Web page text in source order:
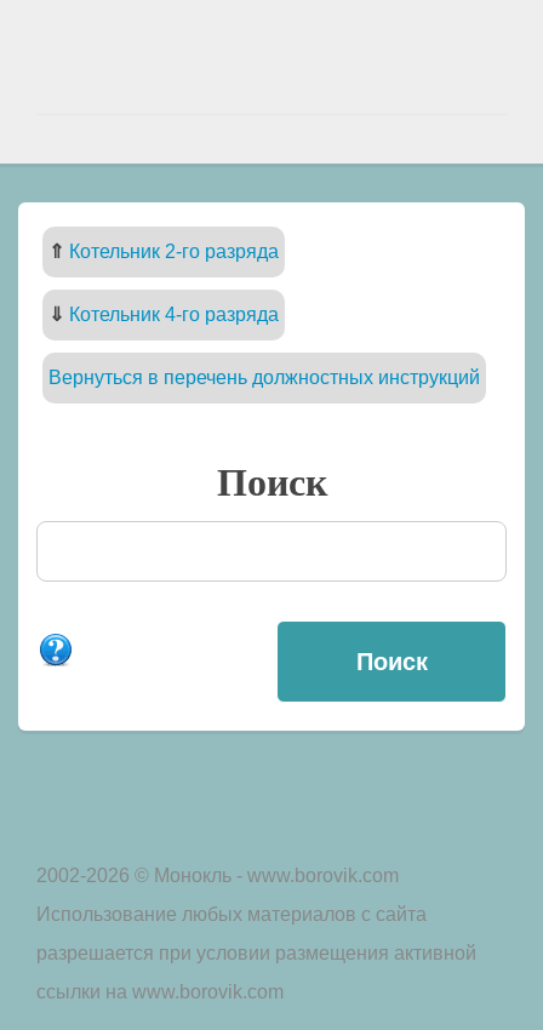
⇑ Котельник 2-го разряда
⇓ Котельник 4-го разряда
Вернуться в перечень должностных инструкций
Поиск
2002-2026 © Монокль - www.borovik.com
Использование любых материалов с сайта
разрешается при условии размещения активной
ссылки на www.borovik.com